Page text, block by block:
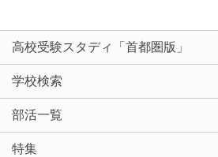
高校受験スタディ「首都圏版」
学校検索
部活一覧
特集